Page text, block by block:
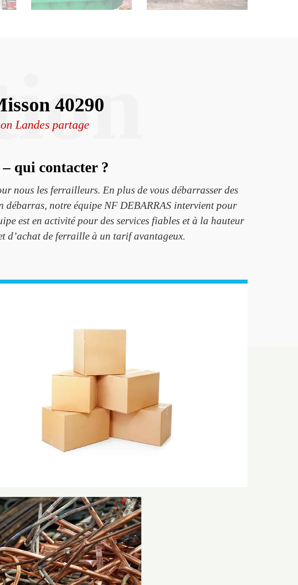
40290
Landes partage
qui contacter ?
nous les ferrailleurs. En plus de vous débarrasser des
débarras, notre équipe NF DEBARRAS intervient pour
est en activité pour des services fiables et à la hauteur
d’achat de ferraille à un tarif avantageux.